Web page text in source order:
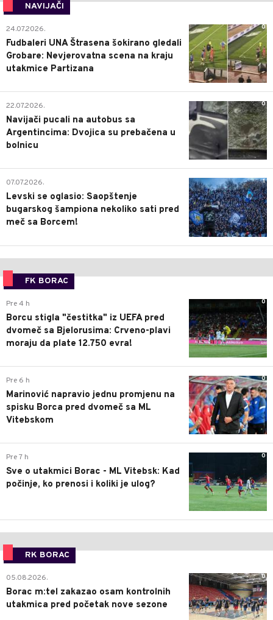
NAVIJAČI
0
24.07.2026.
Fudbaleri UNA Štrasena šokirano gledali
Grobare: Nevjerovatna scena na kraju
utakmice Partizana
0
22.07.2026.
Navijači pucali na autobus sa
Argentincima: Dvojica su prebačena u
bolnicu
1
07.07.2026.
Levski se oglasio: Saopštenje
bugarskog šampiona nekoliko sati pred
meč sa Borcem!
FK BORAC
0
Pre 4 h
Borcu stigla "čestitka" iz UEFA pred
dvomeč sa Bjelorusima: Crveno-plavi
moraju da plate 12.750 evra!
0
Pre 6 h
Marinović napravio jednu promjenu na
spisku Borca pred dvomeč sa ML
Vitebskom
0
Pre 7 h
Sve o utakmici Borac - ML Vitebsk: Kad
počinje, ko prenosi i koliki je ulog?
RK BORAC
0
05.08.2026.
Borac m:tel zakazao osam kontrolnih
utakmica pred početak nove sezone